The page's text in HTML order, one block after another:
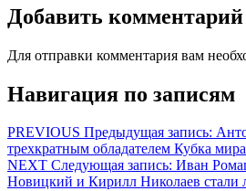
Добавить комментарий
Для отправки комментария вам
Навигация по записям
PREVIOUS Предыдущая запись:
трехкратным обладателем Кубка мира
NEXT Следующая запись: Иван
Новицкий и Кирилл Николаев стали